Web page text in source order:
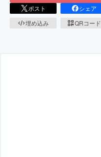
ポスト シェア
埋め込み
QRコード